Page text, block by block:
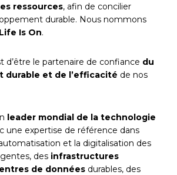
ressources, afin de concilier
durable. Nous nommons
Life Is On.
d’être le partenaire de confiance du
durable et de l’efficacité de nos
leader mondial de la technologie
une expertise de référence dans
et la digitalisation des
des infrastructures
de données durables, des